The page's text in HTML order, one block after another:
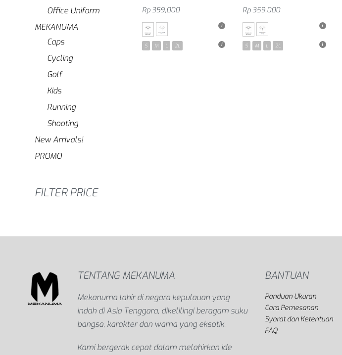
Office Uniform
MEKANUMA
Caps
Cycling
Golf
Kids
Running
Shooting
New Arrivals!
PROMO
FILTER PRICE
Rp359,000
S M L 2L
Rp359,000
S M L 2L
TENTANG MEKANUMA
Mekanuma lahir di negara kepulauan yang
indah di Asia Tenggara, dikelilingi beragam suku
bangsa, karakter dan warna yang eksotik.
Kami bergerak cepat dalam melahirkan ide
BANTUAN
Panduan Ukuran
Cara Pemesanan
Syarat dan Ketentuan
FAQ